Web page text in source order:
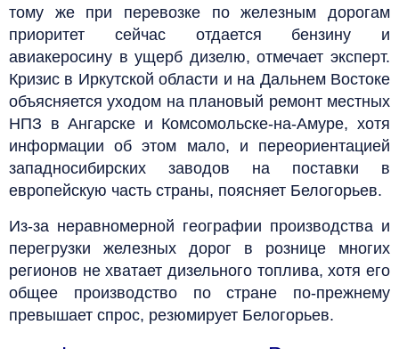
тому же при перевозке по железным дорогам
приоритет сейчас отдается бензину и
авиакеросину в ущерб дизелю, отмечает эксперт.
Кризис в Иркутской области и на Дальнем Востоке
объясняется уходом на плановый ремонт местных
НПЗ в Ангарске и Комсомольске-на-Амуре, хотя
информации об этом мало, и переориентацией
западносибирских заводов на поставки в
европейскую часть страны, поясняет Белогорьев.
Из-за неравномерной географии производства и
перегрузки железных дорог в рознице многих
регионов не хватает дизельного топлива, хотя его
общее производство по стране по-прежнему
превышает спрос, резюмирует Белогорьев.